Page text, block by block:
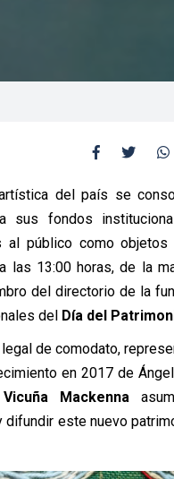
del país se
sus fondos
al público como
13:00 horas, de la
del directorio de la
del Día del
de comodato,
en 2017 de
Vicuña Mackenna
este nuevo